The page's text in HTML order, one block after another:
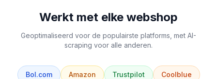
Werkt met elke webshop
Geoptimaliseerd voor de populairste platforms, met AI-
scraping voor alle anderen.
Bol.com Amazon Trustpilot Coolblue